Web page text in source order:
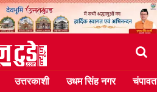
उत्तरकाशी उधम सिंह नगर चंपावत